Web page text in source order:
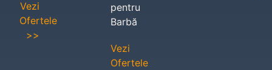
Vezi
Ofertele
>>
pentru
Barbă
Vezi
Ofertele